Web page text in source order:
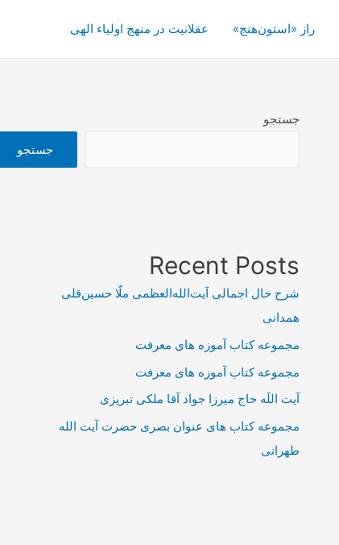
راز «استون‌هنج» عقلانیت در منهج اولیاء الهی
جستجو
جستجو
Recent Posts
شرح حال اجمالی آیت‌الله‌العظمی ملّا حسین‌قلی
همدانی
مجموعه کتاب آموزه های معرفت
مجموعه کتاب آموزه های معرفت
آیت اللَه حاج میرزا جواد آقا ملکی تبریزی
مجموعه کتاب های عنوان بصری حضرت آیت الله
طهرانی